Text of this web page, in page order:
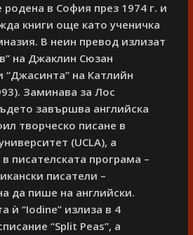
в София през 1974 г. и
книги още като ученичка
В неин превод излизат
на Джаклин Сюзан
“Джасинта” на Катлийн
Заминава за Лос
завършва английска
творческо писане в
(UCLA), а
писателската програма –
писатели –
да пише на английски.
ѝ “Iodine” излиза в 4
“Split Peas”, а